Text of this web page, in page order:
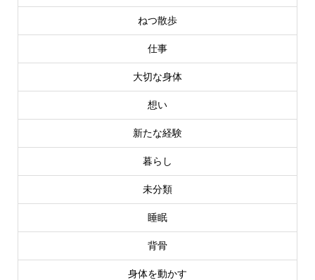
ねつ散歩
仕事
大切な身体
想い
新たな経験
暮らし
未分類
睡眠
背骨
身体を動かす